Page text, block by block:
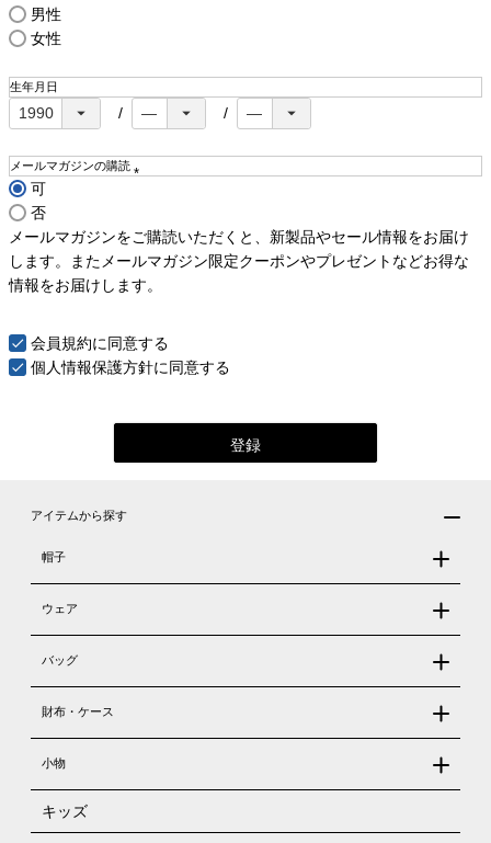
男性
女性
生年月日
メールマガジンの購読
須
可
否
メールマガジンをご購読いただくと、新製品やセール情報をお届け
します。またメールマガジン限定クーポンやプレゼントなどお得な
情報をお届けします。
会員規約に同意する
個人情報保護方針に同意する
登録
アイテムから探す
帽子
ウェア
バッグ
財布・ケース
小物
キッズ